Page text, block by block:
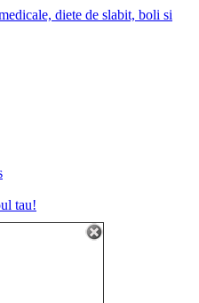
diete de slabit, boli si
tau!